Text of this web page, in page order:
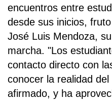
encuentros entre
desde sus inicios,
José Luis Mendoza,
marcha. "Los
contacto directo con
conocer la realidad
afirmado, y ha